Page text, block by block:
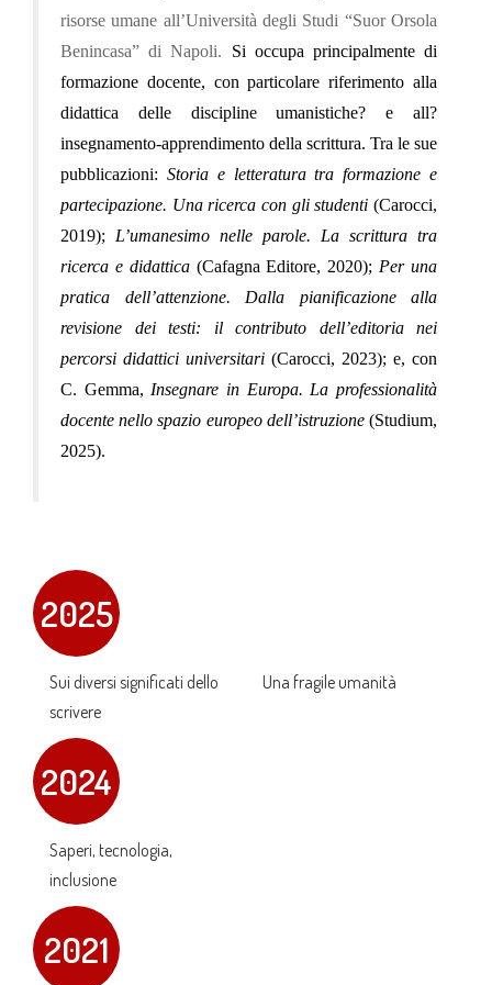
risorse umane all’Università degli Studi “Suor Orsola
Benincasa” di Napoli. Si occupa principalmente di
formazione docente, con particolare riferimento alla
didattica delle discipline umanistiche? e all?
insegnamento-apprendimento della scrittura. Tra le sue
pubblicazioni: Storia e letteratura tra formazione e
partecipazione. Una ricerca con gli studenti (Carocci,
2019); L’umanesimo nelle parole. La scrittura tra
ricerca e didattica (Cafagna Editore, 2020); Per una
pratica dell’attenzione. Dalla pianificazione alla
revisione dei testi: il contributo dell’editoria nei
percorsi didattici universitari (Carocci, 2023); e, con
C. Gemma, Insegnare in Europa. La professionalità
docente nello spazio europeo dell’istruzione(Studium,
2025).
2025
Sui diversi significati dello
scrivere
Una fragile umanità
2024
Saperi, tecnologia,
inclusione
2021